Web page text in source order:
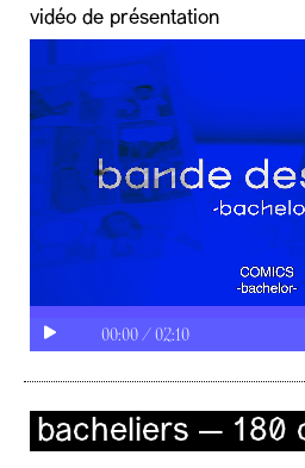
vidéo de présentation
00:00 /02:10
bacheliers — 180